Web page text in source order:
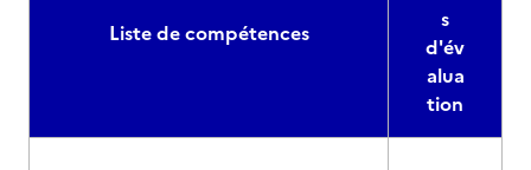
Liste de compétences
s
d'év
alua
tion